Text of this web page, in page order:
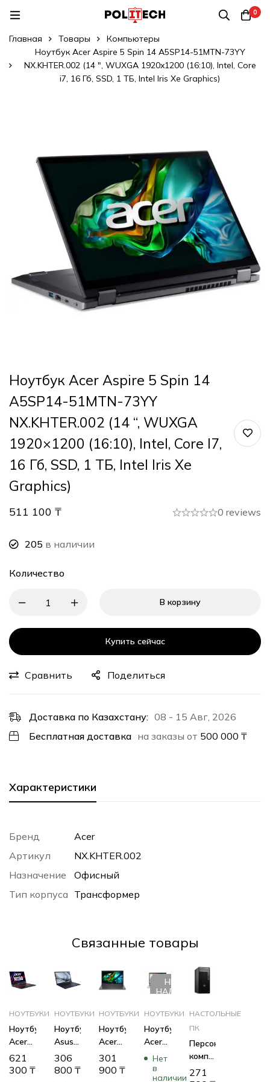
0
Главная Товары
Компьютеры
Ноутбук Acer Aspire 5 Spin 14 A5SP14-51MTN-73YY
NX.KHTER.002 (14 ", WUXGA 1920x1200 (16:10), Intel, Core
i7, 16 Гб, SSD, 1 ТБ, Intel Iris Xe Graphics)
Ноутбук Acer Aspire 5 Spin 14
A5SP14-51MTN-73YY
NX.KHTER.002 (14 “, WUXGA
1920×1200 (16:10), Intel, Core I7,
16 Гб, SSD, 1 ТБ, Intel Iris Xe
Graphics)
511 100 ₸ 0 reviews
205 в наличии
Количество
В корзину
Купить сейчас
Сравнить Поделиться
Доставка по Казахстану: 08 - 15 Авг, 2026
Бесплатная доставка на заказы от 500 000 ₸
Характеристики
Бренд
Acer
Артикул
NX.KHTER.002
Назначение
Офисный
Тип корпуса Трансформер
Cвязанные товары
НОУТБУКИ
Ноутбук
Acer
Nitro
5
621
300 ₸
НОУТБУКИ
Ноутбук
Asus
ExpertBook
B1
306
800 ₸
НОУТБУКИ
Ноутбук
Acer
A517-
58GM-
301
900₸
НЕТ В
НАЛИЧИИ
НОУТБУКИ
Ноутбук
Acer
Spin 3
SP314-
55N
Нет
в
наличии
НАСТОЛЬНЫЕ
ПК
Персональный
компьютер
Dell
271